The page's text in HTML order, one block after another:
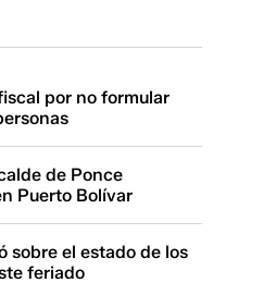
por no formular
de Ponce
Puerto Bolívar
sobre el estado de los
feriado